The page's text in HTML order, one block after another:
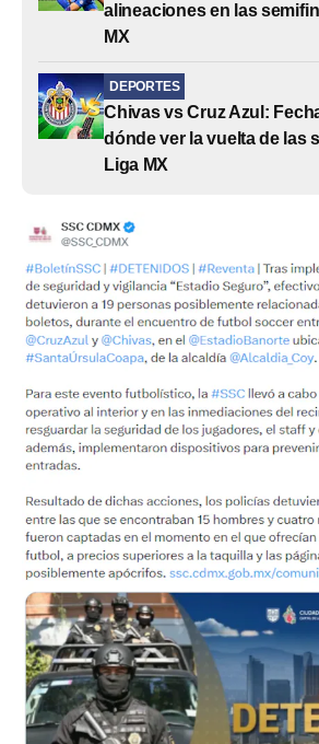
alineaciones en las
MX
DEPORTES
Chivas vs Cruz Azul:
dónde ver la vuelta de las
Liga MX